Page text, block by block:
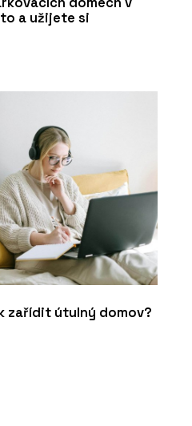
a užijete si
zařídit útulný domov?